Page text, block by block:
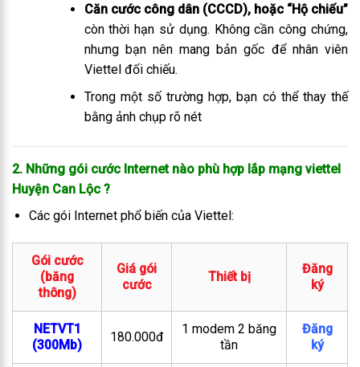
Căn cước công dân (CCCD), hoặc “Hộ chiếu”
còn thời hạn sử dụng. Không cần công chứng,
nhưng bạn nên mang bản gốc để nhân viên
Viettel đối chiếu.
Trong một số trường hợp, bạn có thể thay thế
bằng ảnh chụp rõ nét
2. Những gói cước Internet nào phù hợp lắp mạng viettel
Huyện Can Lộc ?
Các gói Internet phổ biến của Viettel:
Gói cước
(băng
thông)
Giá gói
cước
Thiết bị
Đăng
ký
NETVT1
(300Mb)
180.000đ
1 modem 2 băng
tần
Đăng
ký